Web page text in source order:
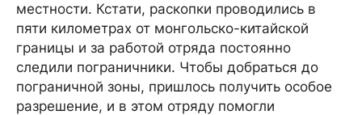
местности. Кстати, раскопки проводились в
пяти километрах от монгольско-китайской
границы и за работой отряда постоянно
следили пограничники. Чтобы добраться до
пограничной зоны, пришлось получить особое
разрешение, и в этом отряду помогли